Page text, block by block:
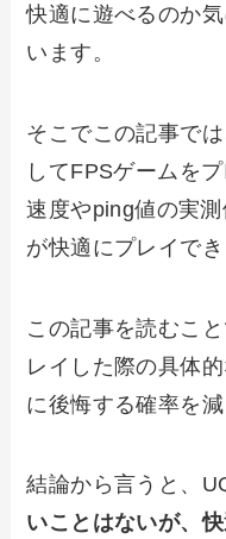
快適に遊べるのか
います。
そこでこの記事で
してFPSゲームを
速度やping値の実
が快適にプレイで
この記事を読むこ
レイした際の具体
に後悔する確率を減
結論から言うと、
いことはないが、